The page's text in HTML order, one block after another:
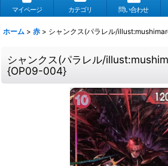
マイページ カテゴリ 問い合わせ
ホーム > 赤 > シャンクス(パラレル/
シャンクス(パラレル/
{OP09-004}